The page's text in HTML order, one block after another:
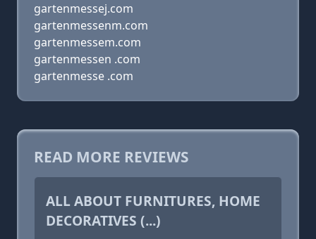
gartenmessej.com
gartenmessenm.com
gartenmessem.com
gartenmessen .com
gartenmesse .com
READ MORE REVIEWS
ALL ABOUT FURNITURES, HOME
DECORATIVES (...)